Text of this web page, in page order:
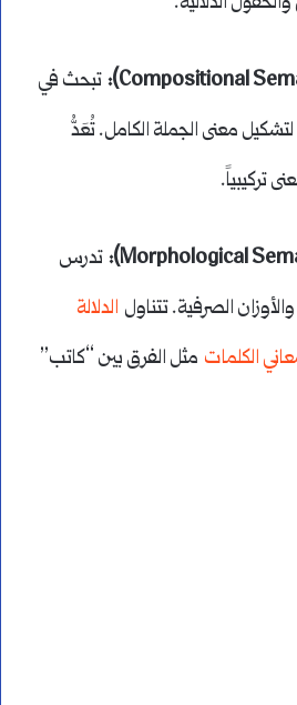
تبحث في
معنى الجملة الكامل. تُعَدُّ
تركيبياً.
تدرس
الصرفية. تتناول الدلالة
الكلمات مثل الفرق بين “كاتب”